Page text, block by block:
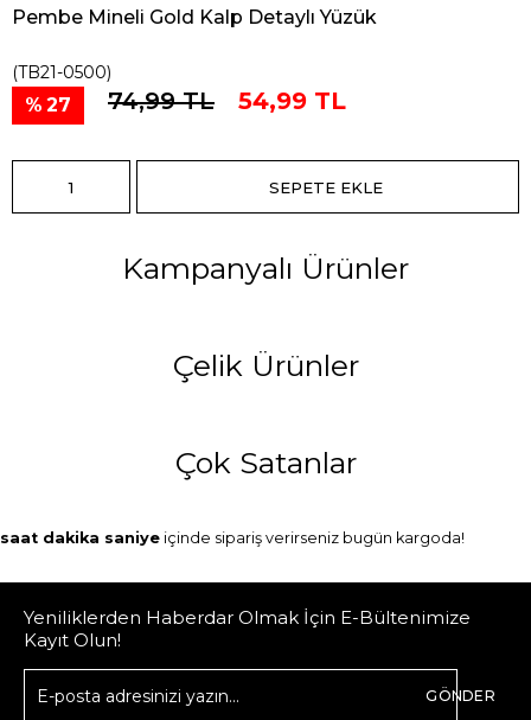
Pembe Mineli Gold Kalp Detaylı Yüzük
(TB21-0500)
27 74,99 TL 54,99 TL
Kampanyalı Ürünler
Çelik Ürünler
Çok Satanlar
saat dakika saniye içinde sipariş verirseniz bugün kargoda!
Yeniliklerden Haberdar Olmak İçin E-Bültenimize
Kayıt Olun!
GÖNDER